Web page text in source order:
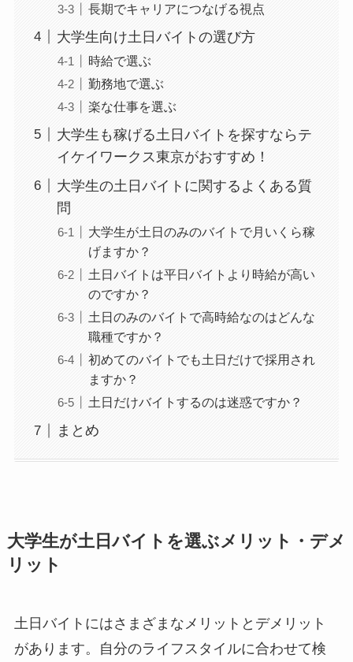
長期でキャリアにつなげる視点
大学生向け土日バイトの選び方
時給で選ぶ
勤務地で選ぶ
楽な仕事を選ぶ
大学生も稼げる土日バイトを探すならテ
イケイワークス東京がおすすめ！
大学生の土日バイトに関するよくある質
問
大学生が土日のみのバイトで月いくら稼
げますか？
土日バイトは平日バイトより時給が高い
のですか？
土日のみのバイトで高時給なのはどんな
職種ですか？
初めてのバイトでも土日だけで採用され
ますか？
土日だけバイトするのは迷惑ですか？
まとめ
大学生が土日バイトを選ぶメリット・デメ
リット
土日バイトにはさまざまなメリットとデメリット
があります。自分のライフスタイルに合わせて検